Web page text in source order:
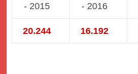
- 2015
- 2016
20.244 16.192